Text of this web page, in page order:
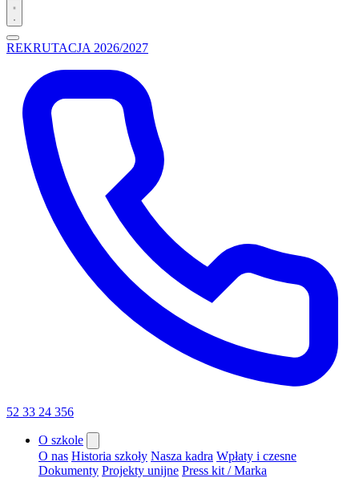
REKRUTACJA 2026/2027
52 33 24 356
O szkole
O nas Historia szkoły Nasza kadra Wpłaty i czesne
Dokumenty Projekty unijne Press kit / Marka